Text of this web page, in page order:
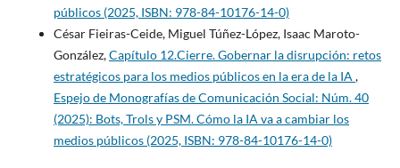
públicos (2025, ISBN: 978-84-10176-14-0)
César Fieiras-Ceide, Miguel Túñez-López, Isaac Maroto-
González,Capítulo 12.Cierre. Gobernar la disrupción: retos
estratégicos para los medios públicos en la era de la IA ,
Espejo de Monografías de Comunicación Social: Núm. 40
(2025): Bots, Trols y PSM. Cómo la IA va a cambiar los
medios públicos (2025, ISBN: 978-84-10176-14-0)